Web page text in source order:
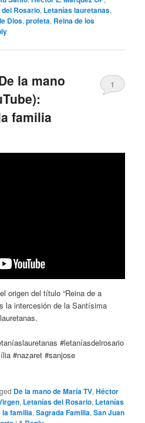
Rosario, Letanías lauretanas,
Dios,profeta, Reina de los
la mano
familia
1
origen del título “Reina de a
la intercesión de la Santísima
#letaníasdelrosario
#nazaret #sanjose
De la mano de María TV,Héctor
, Letanías del Rosario, Letanías
la familia,Sagrada Familia,San Juan